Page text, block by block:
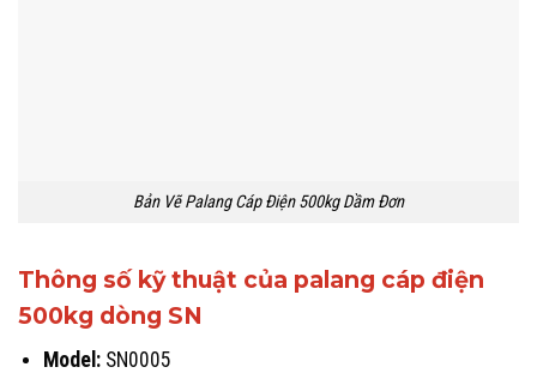
Bản Vẽ Palang Cáp Điện 500kg Dầm Đơn
Thông số kỹ thuật của palang cáp điện
500kg dòng SN
Model:SN0005